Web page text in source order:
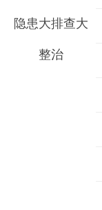
隐患大排查大
整治